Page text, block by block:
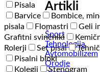
Artikli
Šport
Tehnologija
Avtomobilizem
Orodje
Pisala
Barvice
Bombice,
pisala
Flomastri Geli
Grafitni svinčniki
Rolerji
Set pisal
Pisalni bloki
Kolegij
Stenogram